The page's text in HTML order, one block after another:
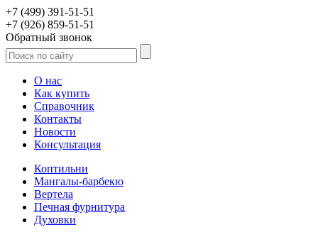
+7 (499) 391-51-51
+7 (926) 859-51-51
Обратный звонок
О нас
Как купить
Справочник
Контакты
Новости
Консультация
Коптильни
Мангалы-барбекю
Вертела
Печная фурнитура
Духовки